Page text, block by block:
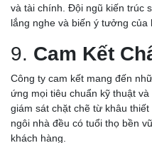
và tài chính. Đội ngũ kiến trúc
lắng nghe và biến ý tưởng của
9. Cam Kết
Công ty cam kết mang đến
ứng mọi tiêu chuẩn kỹ thuật
giám sát chặt chẽ từ khâu
ngôi nhà đều có tuổi thọ bền
khách hàng.